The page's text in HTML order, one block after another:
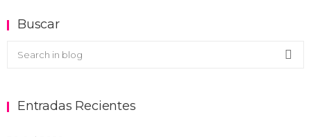
Buscar
Buscar en el blog
Entradas Recientes